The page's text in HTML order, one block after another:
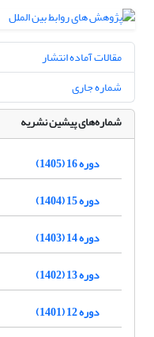
مقالات آماده انتشار
شماره جاری
شماره‌های پیشین نشریه
دوره 16 (1405)
دوره 15 (1404)
دوره 14 (1403)
دوره 13 (1402)
دوره 12 (1401)